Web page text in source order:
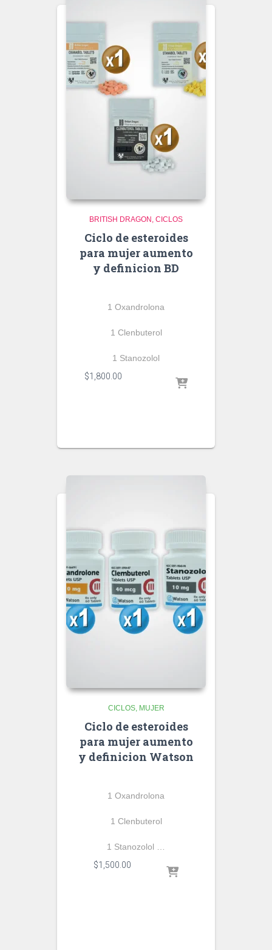
BRITISH DRAGON CICLOS
Ciclo de esteroides
para mujer aumento
y definicion BD
1 Oxandrolona
1 Clenbuterol
1 Stanozolol
$1,800.00
CICLOS MUJER
Ciclo de esteroides
para mujer aumento
y definicion Watson
1 Oxandrolona
1 Clenbuterol
1 Stanozolol …
$1,500.00